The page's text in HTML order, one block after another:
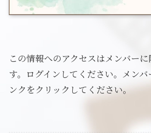
この情報へのアクセスはメンバー
す。ログインしてください。メンバ
ンクをクリックしてください。